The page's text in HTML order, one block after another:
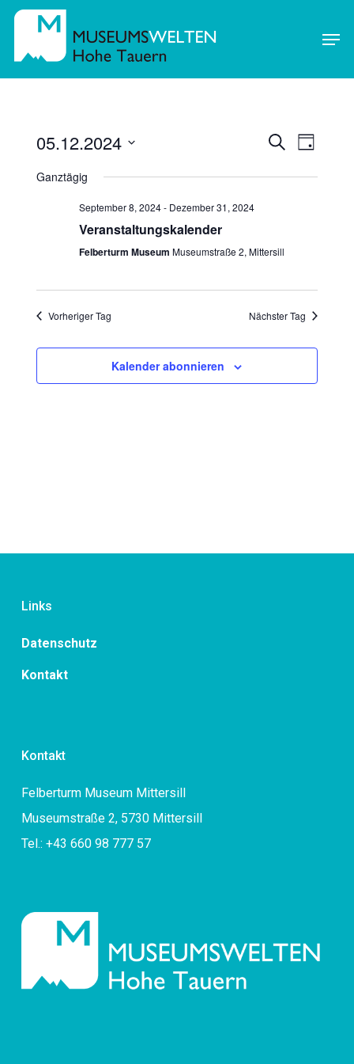
Skip
main
Such-
Suche
Tag
05.12.2024
Ganztägig
September 8, 2024- Dezember 31, 2024
Veranstaltungskalender
Felberturm MuseumMuseumstraße 2, Mittersill
Vorheriger Tag Nächster Tag
Kalender abonnieren
Links
Datenschutz
Kontakt
Kontakt
Felberturm Museum Mittersill
Museumstraße 2, 5730 Mittersill
Tel.: +43 660 98 777 57